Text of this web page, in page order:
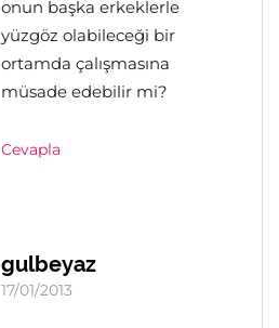
onun başka erkeklerle
yüzgöz olabileceği bir
ortamda çalışmasına
müsade edebilir mi?
Cevapla
gulbeyaz
17/01/2013